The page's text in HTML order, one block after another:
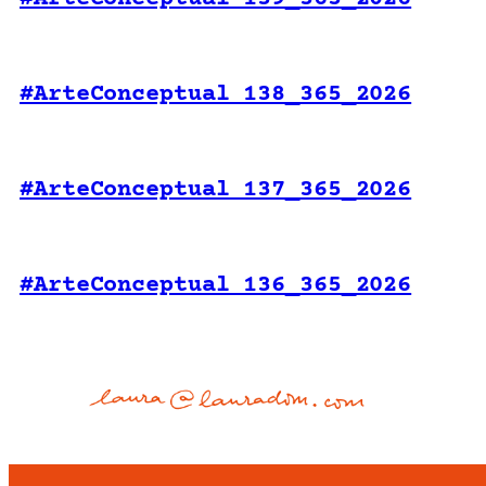
#ArteConceptual 138_365_2026
#ArteConceptual 137_365_2026
#ArteConceptual 136_365_2026